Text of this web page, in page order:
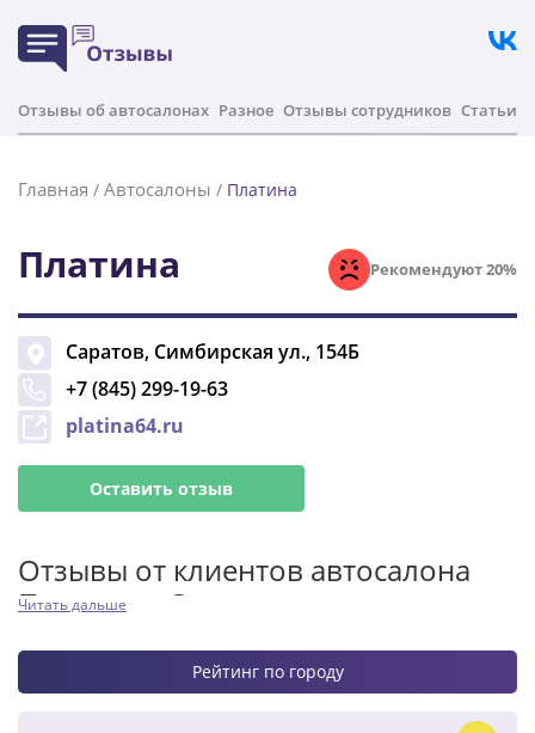
Отзывы об автосалонах Разное Отзывы сотрудников Статьи
Главная / Автосалоны / Платина
Платина Рекомендуют 20%
Саратов, Симбирская ул., 154Б
+7 (845) 299-19-63
platina64.ru
Оставить отзыв
Отзывы от клиентов автосалона
Платина в Саратове
Читать дальше
Рейтинг по городу